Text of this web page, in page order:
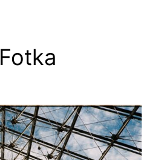
Fotka